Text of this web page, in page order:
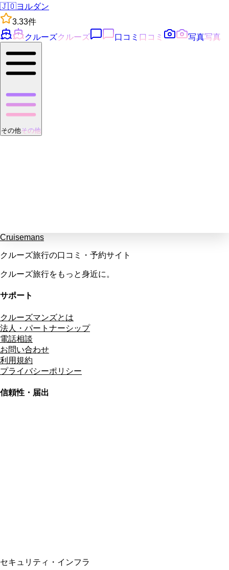
🇯🇴ヨルダン
3.33件
クルーズクルーズ 口コミ 口コミ 写真写真
その他その他
Cruisemans
クルーズ旅行の口コミ・予約サイト
クルーズ旅行をもっと身近に。
サポート
クルーズマンズとは
法人・パートナーシップ
電話相談
お問い合わせ
利用規約
プライバシーポリシー
信頼性・届出
セキュリティ・インフラ